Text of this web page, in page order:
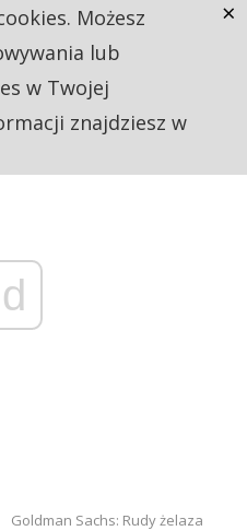
Goldman Sachs: Rudy żelaza
Możesz
lub
w Twojej
znajdziesz w
×